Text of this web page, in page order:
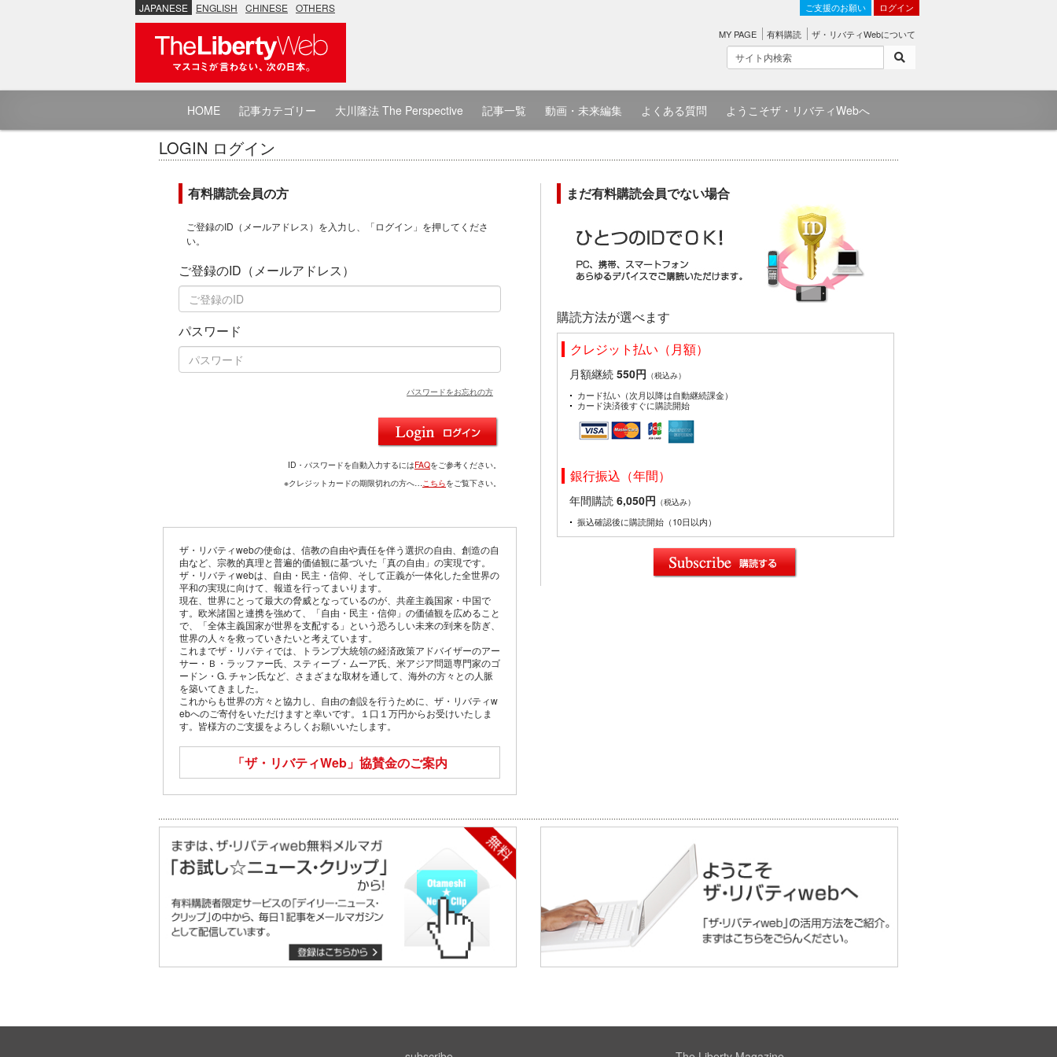
JAPANESE ENGLISH CHINESE OTHERS ご支援のお願い ログイン
MY PAGE 有料購読 ザ・リバティWebについて
HOME 記事カテゴリー 大川隆法 The Perspective 記事一覧 動画・未来編集 よくある質問 ようこそザ・リバティWebへ
LOGIN ログイン
有料購読会員の方
ご登録のID（メールアドレス）を入力し、「ログイン」を押してくださ
い。
ご登録のID（メールアドレス）
パスワード
パスワードをお忘れの方
ID・パスワードを自動入力するにはFAQをご参考ください。
※クレジットカードの期限切れの方へ…こちらをご覧下さい。
ザ・リバティwebの使命は、信教の自由や責任を伴う選択の自由、創造の自
由など、宗教的真理と普遍的価値観に基づいた「真の自由」の実現です。
ザ・リバティwebは、自由・民主・信仰、そして正義が一体化した全世界の
平和の実現に向けて、報道を行ってまいります。
現在、世界にとって最大の脅威となっているのが、共産主義国家・中国で
す。欧米諸国と連携を強めて、「自由・民主・信仰」の価値観を広めること
で、「全体主義国家が世界を支配する」という恐ろしい未来の到来を防ぎ、
世界の人々を救っていきたいと考えています。
これまでザ・リバティでは、トランプ大統領の経済政策アドバイザーのアー
サー・Ｂ・ラッファー氏、スティーブ・ムーア氏、米アジア問題専門家のゴ
ードン・G. チャン氏など、さまざまな取材を通して、海外の方々との人脈
を築いてきました。
これからも世界の方々と協力し、自由の創設を行うために、ザ・リバティw
ebへのご寄付をいただけますと幸いです。１口１万円からお受けいたしま
す。皆様方のご支援をよろしくお願いいたします。
「ザ・リバティWeb」 協賛金のご案内
まだ有料購読会員でない場合
購読方法が選べます
クレジット払い（月額）
月額継続 550円 （税込み）
カード払い（次月以降は自動継続課金）
カード決済後すぐに購読開始
銀行振込（年間）
年間購読 6,050円 （税込み）
振込確認後に購読開始（10日以内）